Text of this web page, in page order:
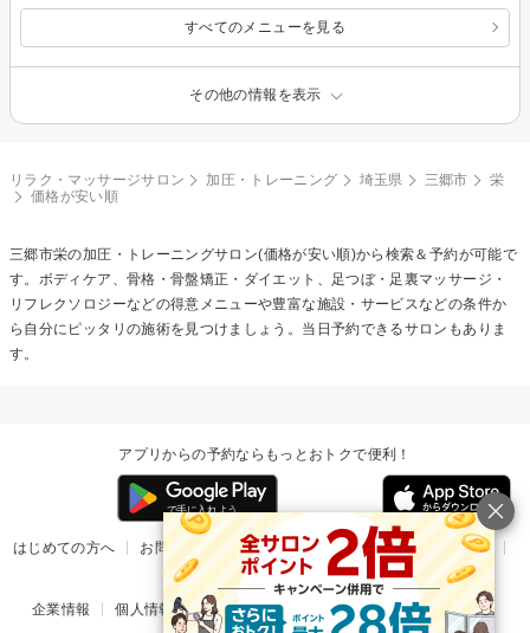
すべてのメニューを見る
その他の情報を表示
リラク・マッサージサロン 加圧・トレーニング 埼玉県 三郷市
栄
価格が安い順
三郷市栄の加圧・トレーニングサロン(価格が安い順)から検索＆予約が可能で
す。ボディケア、骨格・骨盤矯正・ダイエット、足つぼ・足裏マッサージ・
リフレクソロジーなどの得意メニューや豊富な施設・サービスなどの条件か
ら自分にピッタリの施術を見つけましょう。当日予約できるサロンもありま
す。
アプリからの予約ならもっとおトクで便利！
はじめての方へ お問い合わせ ヘルプ リリース情報
利用規約
掲載ご希望のサロン様
企業情報 個人情報保護方針 楽天のサービス一覧 アプリ一覧